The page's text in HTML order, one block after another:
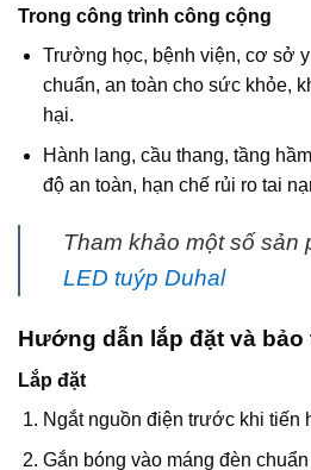
Trong công trình công cộng
Trường học, bệnh viện, cơ sở
chuẩn, an toàn cho sức khỏe,
hại.
Hành lang, cầu thang, tầng
độ an toàn, hạn chế rủi ro tai
Tham khảo một số sản
LED tuýp Duhal
Hướng dẫn lắp đặt và bảo
Lắp đặt
Ngắt nguồn điện trước khi tiến
Gắn bóng vào máng đèn